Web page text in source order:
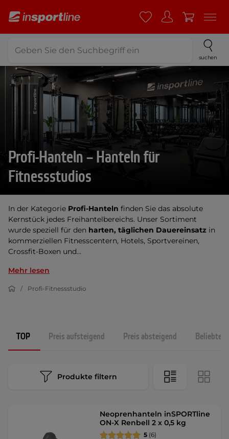
suchen
Profi-Hanteln – Hanteln für
Fitnessstudios
In der Kategorie Profi-Hanteln finden Sie das absolute
Kernstück jedes Freihantelbereichs. Unser Sortiment
wurde speziell für den harten, täglichen Dauereinsatz in
kommerziellen Fitnesscentern, Hotels, Sportvereinen,
Crossfit-Boxen und...
Mehr lesen
Profi-Fitnessstudio
TOP Preis aufsteigend Preis absteigend
Produkte filtern
Neoprenhanteln inSPORTline
ON-X Renbell 2 x 0,5 kg
5 (6)